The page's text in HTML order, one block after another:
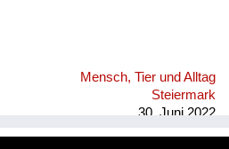
Mensch, Tier und Alltag
Steiermark
30. Juni 2022